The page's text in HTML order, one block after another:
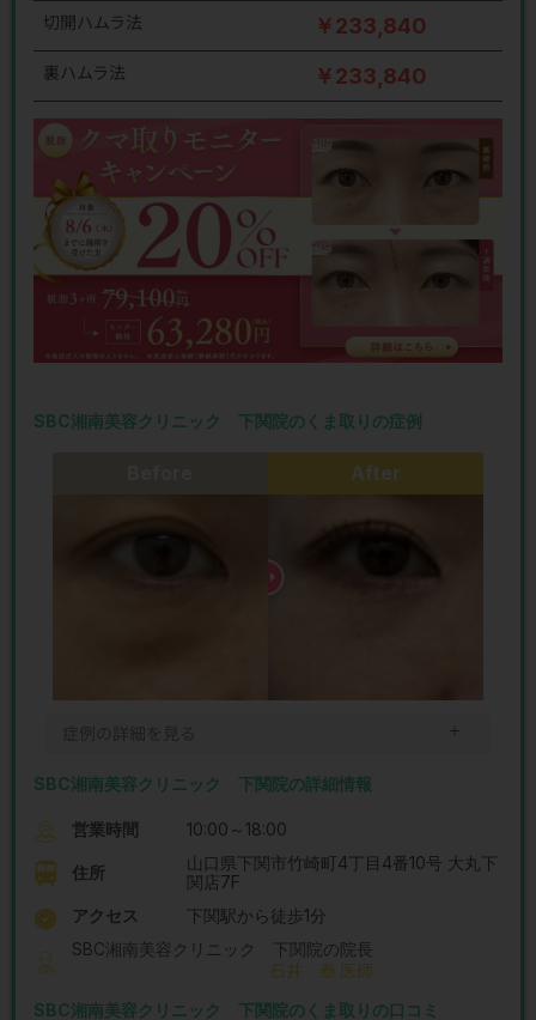
切開ハムラ法 ￥233,840
裏ハムラ法 ￥233,840
SBC湘南美容クリニック 下関院のくま取りの症例
After
＋
SBC湘南美容クリニック 下関院の詳細情報
営業時間 10:00～18:00
住所
山口県下関市竹崎町4丁目4番10号 大丸下
関店7F
アクセス
下関駅から徒歩1分
SBC湘南美容クリニック 下関院の院長
石井 泰 医師
SBC湘南美容クリニック 下関院のくま取りの口コミ